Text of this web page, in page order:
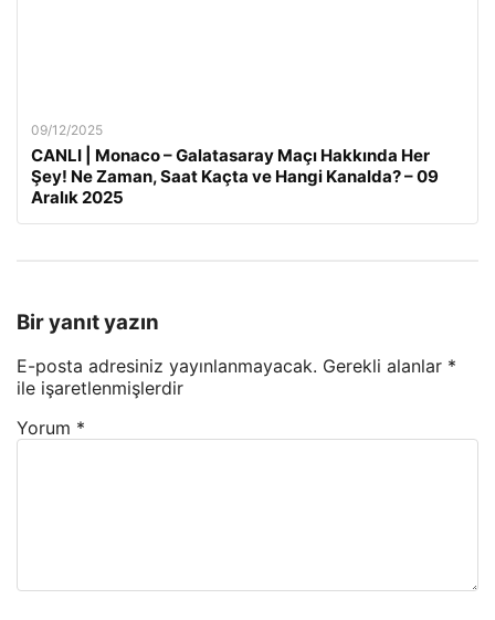
09/12/2025
CANLI | Monaco – Galatasaray Maçı Hakkında Her
Şey! Ne Zaman, Saat Kaçta ve Hangi Kanalda? – 09
Aralık 2025
Bir yanıt yazın
E-posta adresiniz yayınlanmayacak. Gerekli alanlar *
ile işaretlenmişlerdir
Yorum *